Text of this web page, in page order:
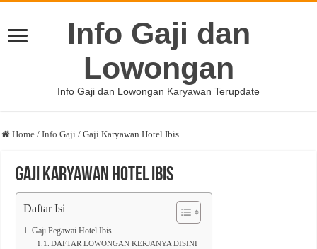
Info Gaji dan
Lowongan
Info Gaji dan Lowongan Karyawan Terupdate
Home / Info Gaji / Gaji Karyawan Hotel Ibis
Gaji Karyawan Hotel Ibis
Daftar Isi
Gaji Pegawai Hotel Ibis
DAFTAR LOWONGAN KERJANYA DISINI